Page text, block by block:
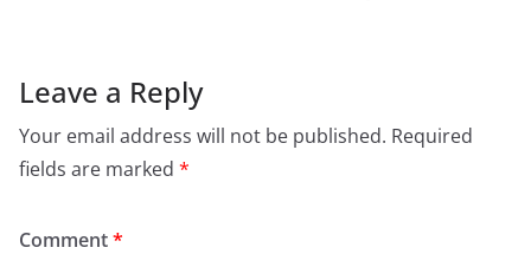
Leave a Reply
Your email address will not be published. Required
fields are marked *
Comment*